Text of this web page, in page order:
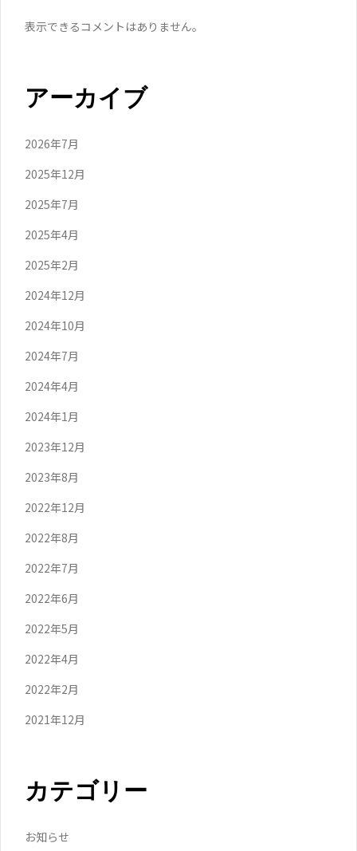
表示できるコメントはありません。
アーカイブ
2026年7月
2025年12月
2025年7月
2025年4月
2025年2月
2024年12月
2024年10月
2024年7月
2024年4月
2024年1月
2023年12月
2023年8月
2022年12月
2022年8月
2022年7月
2022年6月
2022年5月
2022年4月
2022年2月
2021年12月
カテゴリー
お知らせ